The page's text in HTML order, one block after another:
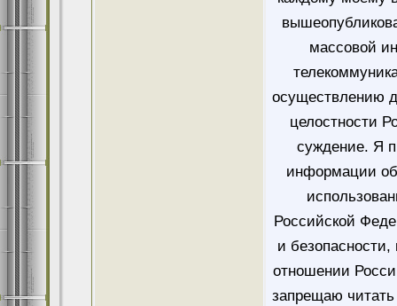
массовой
осуществлению
целостности
суждение. Я
информации
Российской
и безопасности,
отношении
запрещаю читать